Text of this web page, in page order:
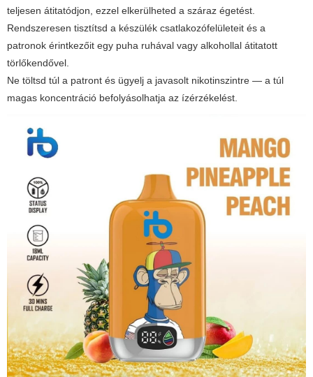
teljesen átitatódjon, ezzel elkerülheted a száraz égetést.
Rendszeresen tisztítsd a készülék csatlakozófelületeit és a
patronok érintkezőit egy puha ruhával vagy alkohollal átitatott
törlőkendővel.
Ne töltsd túl a patront és ügyelj a javasolt nikotinszintre — a túl
magas koncentráció befolyásolhatja az ízérzékelést.